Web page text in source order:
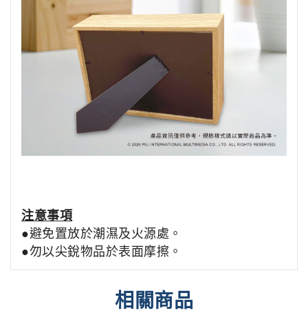
注意事項
●避免置放於潮濕及火源處。
●勿以尖銳物品於表面摩擦。
相關商品